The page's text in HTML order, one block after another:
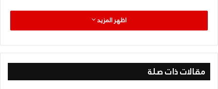
اظهر المزيد
مقالات ذات صلة